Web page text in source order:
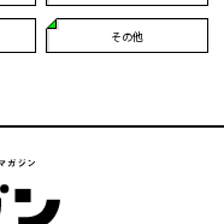
その他